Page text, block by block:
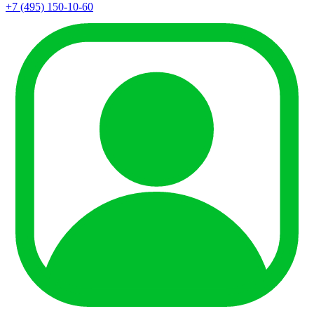
+7 (495) 150-10-60